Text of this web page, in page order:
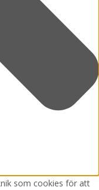
som cookies för att